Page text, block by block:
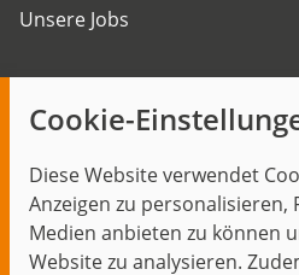
Cookie-
Diese Website verwendet
Anzeigen zu personalisieren,
Medien anbieten zu können
Website zu analysieren.
Unsere Jobs
Themen im Fokus
Events